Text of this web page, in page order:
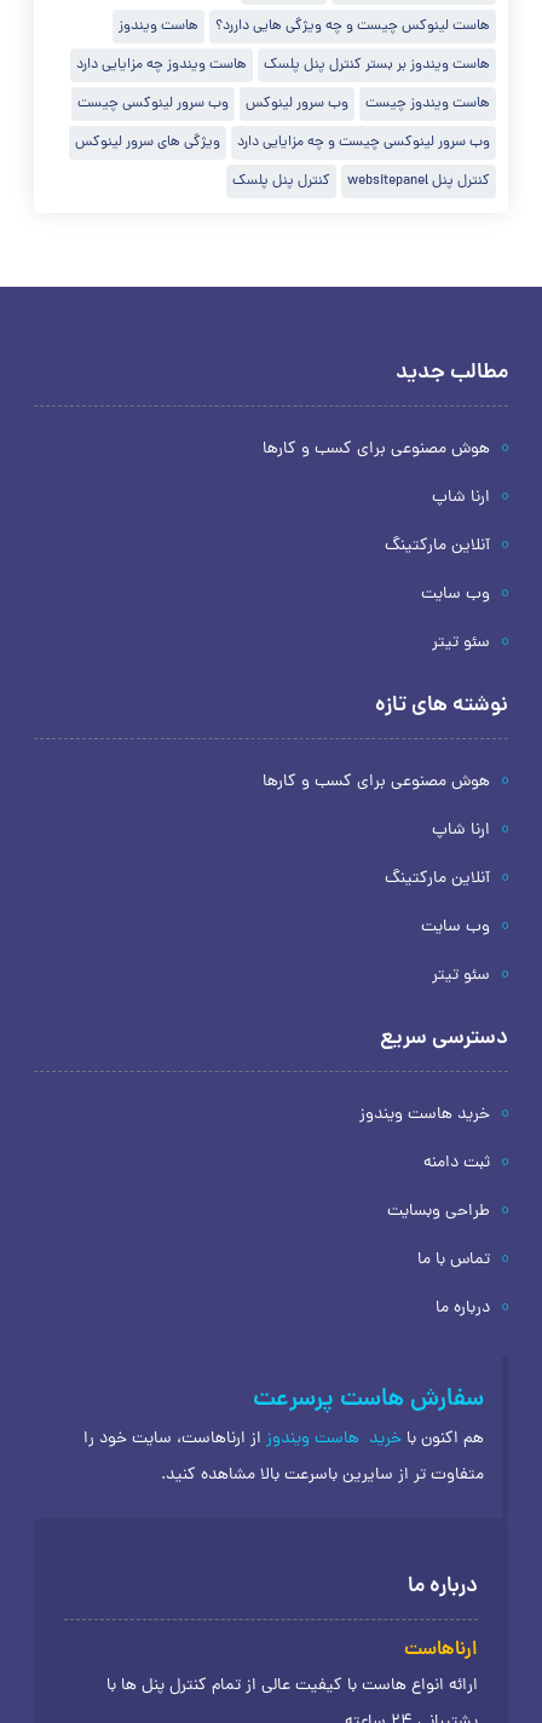
هاست لینوکس چیست و چه ویژگی هایی داررد؟
هاست ویندوز
هاست ویندوز بر بستر کنترل پنل پلسک
هاست ویندوز چه مزایایی دارد
هاست ویندوز چیست
وب سرور لینوکس
وب سرور لینوکسی چیست
وب سرور لینوکسی چیست و چه مزایایی دارد
ویژگی های سرور لینوکس
کنترل پنل websitepanel
کنترل پنل پلسک
مطالب جدید
هوش مصنوعی برای کسب و کارها
ارنا شاپ
آنلاین مارکتینگ
وب سایت
سئو تیتر
نوشته های تازه
هوش مصنوعی برای کسب و کارها
ارنا شاپ
آنلاین مارکتینگ
وب سایت
سئو تیتر
دسترسی سریع
خرید هاست ویندوز
ثبت دامنه
طراحی وبسایت
تماس با ما
درباره ما
سفارش هاست پرسرعت
هم اکنون با خرید هاست ویندوزاز ارناهاست، سایت خود را
متفاوت تر از سایرین باسرعت بالا مشاهده کنید.
درباره ما
ارناهاست
ارائه انواع هاست با کیفیت عالی از تمام کنترل پنل ها با